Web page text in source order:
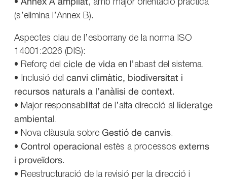
• Annex A ampliat, amb major orientació pràctica
(s’elimina l’Annex B).
Aspectes clau de l’esborrany de la norma ISO
14001:2026 (DIS):
• Reforç del cicle de vida en l’abast del sistema.
• Inclusió del canvi climàtic, biodiversitat i
recursos naturals a l’anàlisi de context.
• Major responsabilitat de l’alta direcció al
lideratge
ambiental .
• Nova clàusula sobre Gestió de canvis.
• Control operacional estès a processos externs
i proveïdors.
• Reestructuració de la revisió per la direcció i